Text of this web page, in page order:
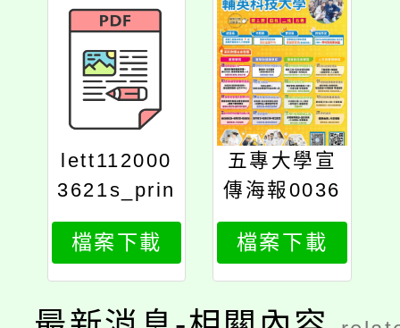
lett112000
3621s_prin
t
檔案下載
五專大學宣
傳海報0036
21
檔案下載